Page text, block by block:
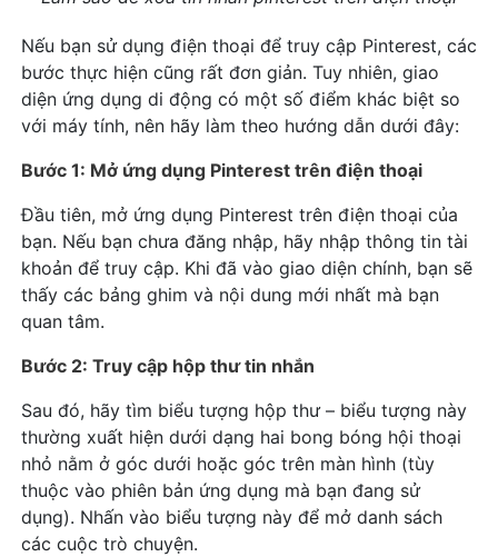
Nếu bạn sử dụng điện thoại để truy cập Pinterest, các
bước thực hiện cũng rất đơn giản. Tuy nhiên, giao
diện ứng dụng di động có một số điểm khác biệt so
với máy tính, nên hãy làm theo hướng dẫn dưới đây:
Bước 1: Mở ứng dụng Pinterest trên điện thoại
Đầu tiên, mở ứng dụng Pinterest trên điện thoại của
bạn. Nếu bạn chưa đăng nhập, hãy nhập thông tin tài
khoản để truy cập. Khi đã vào giao diện chính, bạn sẽ
thấy các bảng ghim và nội dung mới nhất mà bạn
quan tâm.
Bước 2: Truy cập hộp thư tin nhắn
Sau đó, hãy tìm biểu tượng hộp thư – biểu tượng này
thường xuất hiện dưới dạng hai bong bóng hội thoại
nhỏ nằm ở góc dưới hoặc góc trên màn hình (tùy
thuộc vào phiên bản ứng dụng mà bạn đang sử
dụng). Nhấn vào biểu tượng này để mở danh sách
các cuộc trò chuyện.